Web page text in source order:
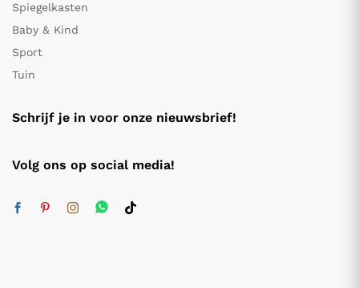
Spiegelkasten
Baby & Kind
Sport
Tuin
Schrijf je in voor onze nieuwsbrief!
Volg ons op social media!